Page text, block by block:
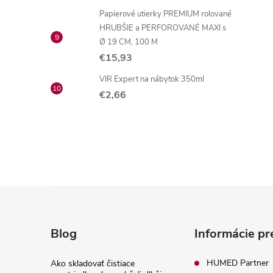
Papierové utierky PREMIUM rolované
HRUBŠIE a PERFOROVANÉ MAXI s
Ø 19 CM, 100 M
€15,93
VIR Expert na nábytok 350ml
€2,66
Blog
Ako skladovať čistiace
Informácie
HUMED Partner